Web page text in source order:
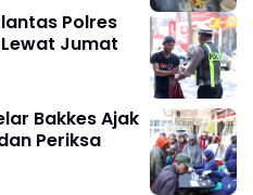
Polres
Jumat
Bakkes Ajak
Periksa